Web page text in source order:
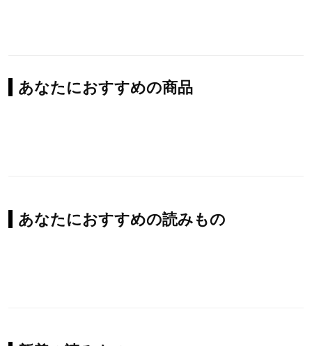
あなたにおすすめの商品
あなたにおすすめの読みもの